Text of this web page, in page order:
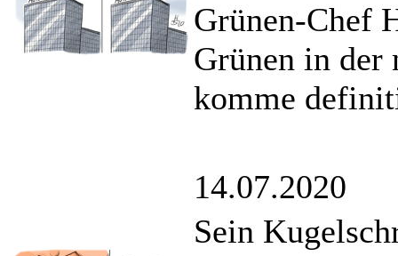
Grünen-Chef
Grünen in der
komme
14.07.2020
Sein